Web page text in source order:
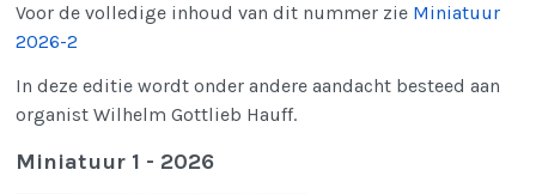
Voor de volledige inhoud van dit nummer zie Miniatuur
2026-2
In deze editie wordt onder andere aandacht besteed aan
organist Wilhelm Gottlieb Hauff.
Miniatuur 1 - 2026